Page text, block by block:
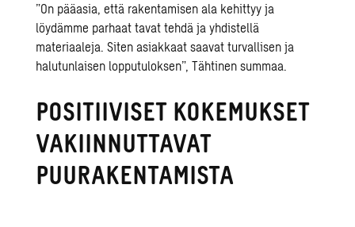
”On pääasia, että rakentamisen ala kehittyy ja
löydämme parhaat tavat tehdä ja yhdistellä
materiaaleja. Siten asiakkaat saavat turvallisen ja
halutunlaisen lopputuloksen”, Tähtinen summaa.
POSITIIVISET KOKEMUKSET
VAKIINNUTTAVAT
PUURAKENTAMISTA